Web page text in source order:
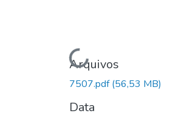
Carregando...
Arquivos
7507.pdf(56,53 MB)
Data